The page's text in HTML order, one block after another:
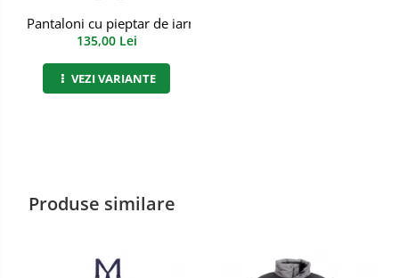
Pantaloni cu pieptar de iarne ANDURA WINTER
135,00 Lei
VEZI VARIANTE
Produse similare